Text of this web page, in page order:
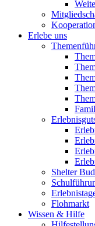
Erlebe uns
Shelter
Flohmarkt
Wissen & Hilfe